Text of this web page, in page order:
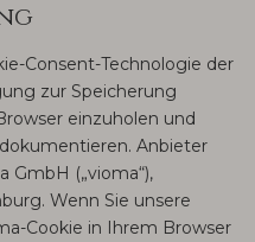
Consent-Technologie der
zur Speicherung
einzuholen und
Anbieter
GmbH („vioma“),
Wenn Sie unsere
Cookie in Ihrem Browser